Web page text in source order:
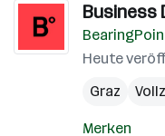
Business
Heute
Graz
Merken